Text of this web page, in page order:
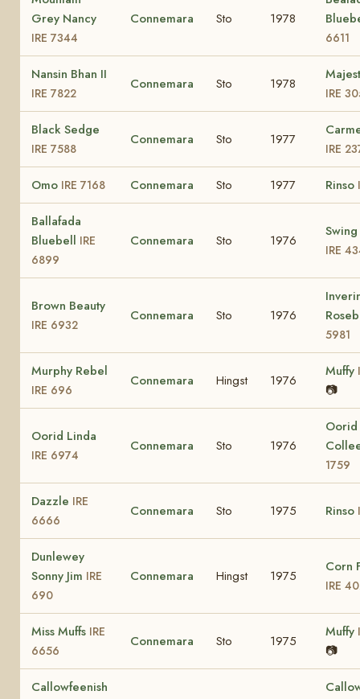
Grey Nancy
IRE 7344
Connemara Sto 1978
6611
Nansin Bhan II
IRE 7822
Connemara Sto 1978
IRE
Black Sedge
IRE 7588
Connemara Sto 1977
IRE
Omo IRE 7168 Connemara Sto 1977 Rinso
Ballafada
Bluebell IRE
6899
Connemara Sto 1976
IRE
Brown Beauty
IRE 6932
Connemara Sto 1976
5981
Murphy Rebel
IRE 696
Connemara Hingst 1976
Muffy
📷
Oorid Linda
IRE 6974
Connemara Sto 1976
Oorid
1759
Dazzle IRE
6666
Connemara Sto 1975 Rinso
Dunlewey
Sonny Jim IRE
690
Connemara Hingst 1975
Corn
IRE
Miss Muffs IRE
6656
Connemara Sto 1975
Muffy
📷
Callowfeenish